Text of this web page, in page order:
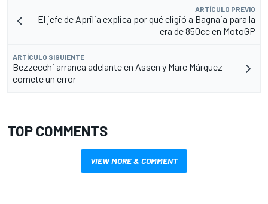
ARTÍCULO PREVIO
El jefe de Aprilia explica por qué eligió a Bagnaia para la
era de 850cc en MotoGP
ARTÍCULO SIGUIENTE
Bezzecchi arranca adelante en Assen y Marc Márquez
comete un error
TOP COMMENTS
VIEW MORE & COMMENT